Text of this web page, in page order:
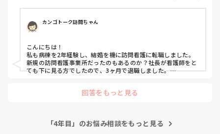
いです。
カンゴトーク訪問ちゃん
こんにちは！
私も病棟を2年経験し、結婚を機に訪問看護に転職しました。
新規の訪問看護事業所だったのもあるのか？社長が看護師をと
ても下に見る方でしたので、3ヶ月で退職しました。
短期離職が続いたので、長く勤めたいと思い信頼できる看護師
応援しています！
回答をもっと見る
「4年目」のお悩み相談をもっと見る